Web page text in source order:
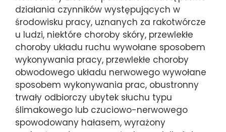
działania czynników występujących w
środowisku pracy, uznanych za rakotwórcze
u ludzi, niektóre choroby skóry, przewlekłe
choroby układu ruchu wywołane sposobem
wykonywania pracy, przewlekłe choroby
obwodowego układu nerwowego wywołane
sposobem wykonywania prac, obustronny
trwały odbiorczy ubytek słuchu typu
ślimakowego lub czuciowo-nerwowego
spowodowany hałasem, wyrażony